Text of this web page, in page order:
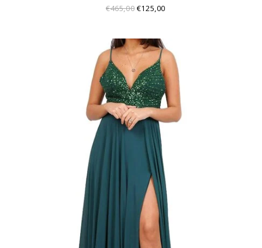
goedkoopste galajurken outlet in de regio Amersfoort. Altijd voordelig!
€465,00 €125,00